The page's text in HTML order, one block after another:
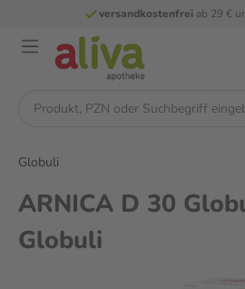
versandkostenfreiab 29 €
Globuli
ARNICA D 30
Globuli